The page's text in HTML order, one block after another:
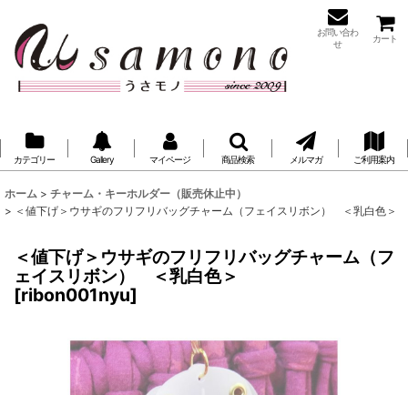
お問い合わ
せ
カート
カテゴリー Gallery マイページ 商品検索 メルマガ ご利用案内
ホーム > チャーム・キーホルダー（販売休止中）
> ＜値下げ＞ウサギのフリフリバッグチャーム（フェイスリボン） ＜乳白色＞
＜値下げ＞ウサギのフリフリバッグチャーム（フ
ェイスリボン） ＜乳白色＞
[ribon001nyu]